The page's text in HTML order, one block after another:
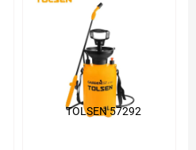
TOLSEN 57292